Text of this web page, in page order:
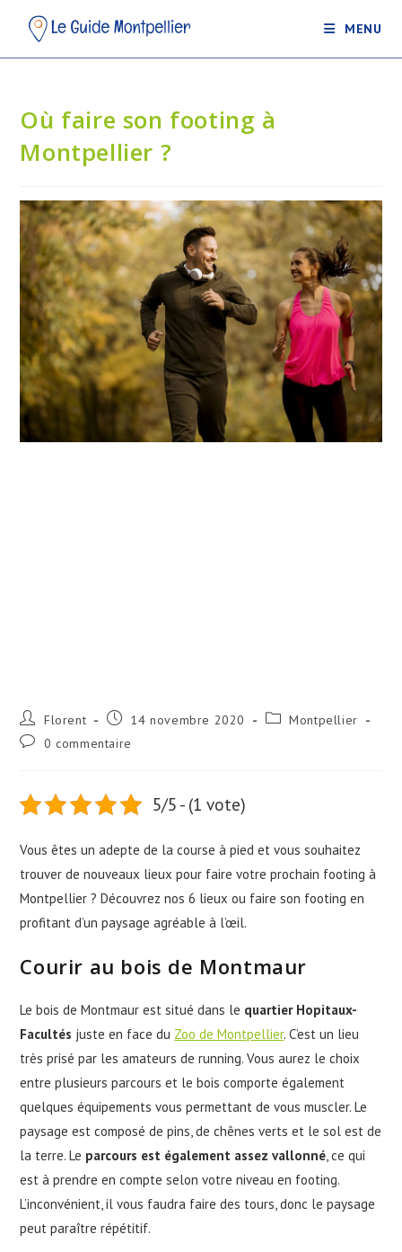
MENU
Où faire son footing à
Montpellier ?
Florent 14 novembre 2020
Montpellier
0 commentaire
5/5 - (1 vote)
Vous êtes un adepte de la course à pied et vous souhaitez
trouver de nouveaux lieux pour faire votre prochain footing à
Montpellier ? Découvrez nos 6 lieux ou faire son footing en
profitant d’un paysage agréable à l’œil.
Courir au bois de Montmaur
Le bois de Montmaur est situé dans le quartier Hopitaux-
Facultés juste en face du Zoo de Montpellier. C’est un lieu
très prisé par les amateurs de running. Vous aurez le choix
entre plusieurs parcours et le bois comporte également
quelques équipements vous permettant de vous muscler. Le
paysage est composé de pins, de chênes verts et le sol est de
la terre. Le parcours est également assez vallonné , ce qui
est à prendre en compte selon votre niveau en footing.
L’inconvénient, il vous faudra faire des tours, donc le paysage
peut paraître répétitif.